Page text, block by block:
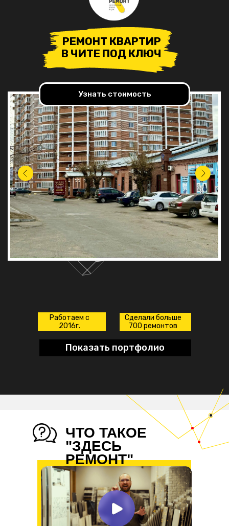
РЕМОНТ КВАРТИР
В ЧИТЕ ПОД КЛЮЧ
Узнать стоимость
Показать портфолио
Работаем с
2016г.
Сделали больше
700 ремонтов
ЧТО ТАКОЕ
"ЗДЕСЬ
РЕМОНТ"